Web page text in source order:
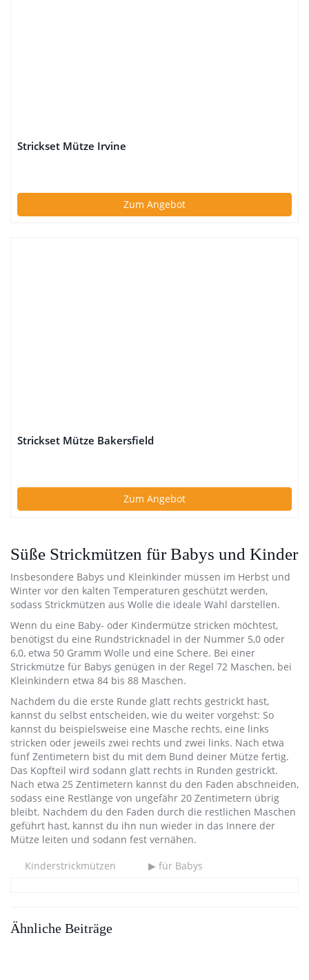
Strickset Mütze Irvine
Zum Angebot
Strickset Mütze Bakersfield
Zum Angebot
Süße Strickmützen für Babys und Kinder
Insbesondere Babys und Kleinkinder müssen im Herbst und
Winter vor den kalten Temperaturen geschützt werden,
sodass Strickmützen aus Wolle die ideale Wahl darstellen.
Wenn du eine Baby- oder Kindermütze stricken möchtest,
benötigst du eine Rundstricknadel in der Nummer 5,0 oder
6,0, etwa 50 Gramm Wolle und eine Schere. Bei einer
Strickmütze für Babys genügen in der Regel 72 Maschen, bei
Kleinkindern etwa 84 bis 88 Maschen.
Nachdem du die erste Runde glatt rechts gestrickt hast,
kannst du selbst entscheiden, wie du weiter vorgehst: So
kannst du beispielsweise eine Masche rechts, eine links
stricken oder jeweils zwei rechts und zwei links. Nach etwa
fünf Zentimetern bist du mit dem Bund deiner Mütze fertig.
Das Kopfteil wird sodann glatt rechts in Runden gestrickt.
Nach etwa 25 Zentimetern kannst du den Faden abschneiden,
sodass eine Restlänge von ungefähr 20 Zentimetern übrig
bleibt. Nachdem du den Faden durch die restlichen Maschen
geführt hast, kannst du ihn nun wieder in das Innere der
Mütze leiten und sodann fest vernähen.
Kinderstrickmützen
▶ für Babys
Ähnliche Beiträge